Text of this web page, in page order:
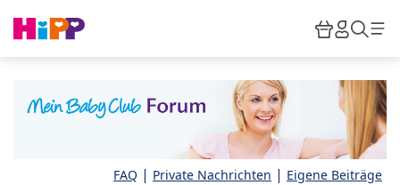
HiPP
FAQ | Private Nachrichten | Eigene Beiträge